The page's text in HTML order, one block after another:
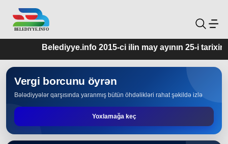
Belediyye.info 2015-ci ilin may ayının 25-i tarixindən
Vergi borcunu öyrən
Bələdiyyələr qarşısında yaranmış bütün öhdəlikləri rahat şəkildə izlə
Yoxlamağa keç